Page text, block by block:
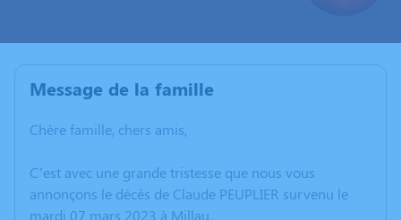
Message de la famille
Chère famille, chers amis,
C’est avec une grande tristesse que nous vous
annonçons le décès de Claude PEUPLIER survenu le
mardi 07 mars 2023 à Millau.